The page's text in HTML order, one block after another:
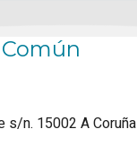
s/n. 15002 A Coruña